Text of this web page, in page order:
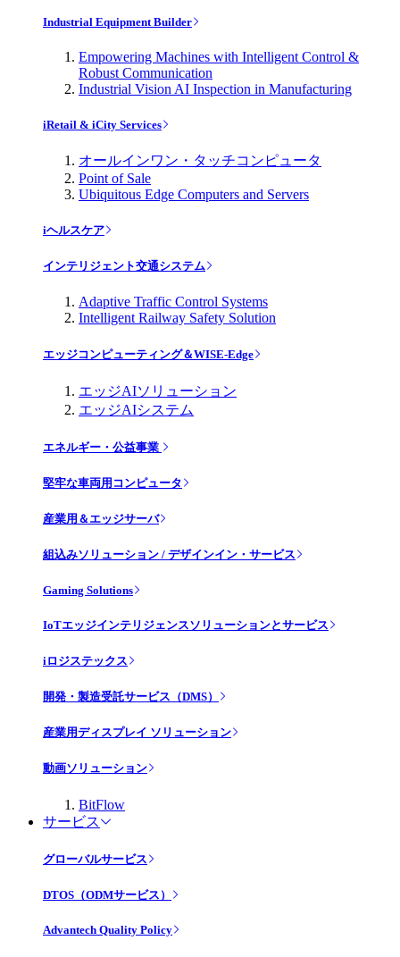
Industrial Equipment Builder
Empowering Machines with Intelligent Control &
Robust Communication
Industrial Vision AI Inspection in Manufacturing
iRetail & iCity Services
オールインワン・タッチコンピュータ
Point of Sale
Ubiquitous Edge Computers and Servers
iヘルスケア
インテリジェント交通システム
Adaptive Traffic Control Systems
Intelligent Railway Safety Solution
エッジコンピューティング＆WISE-Edge
エッジAIソリューション
エッジAIシステム
エネルギー・公益事業
堅牢な車両用コンピュータ
産業用＆エッジサーバ
組込みソリューション / デザインイン・サービス
Gaming Solutions
IoTエッジインテリジェンスソリューションとサービス
iロジステックス
開発・製造受託サービス（DMS）
産業用ディスプレイ ソリューション
動画ソリューション
BitFlow
サービス
グローバルサービス
DTOS（ODMサービス）
Advantech Quality Policy